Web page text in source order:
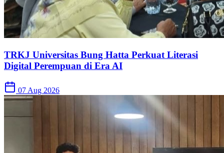
TRKJ Universitas Bung Hatta Perkuat Literasi
Digital Perempuan di Era AI
07 Aug 2026